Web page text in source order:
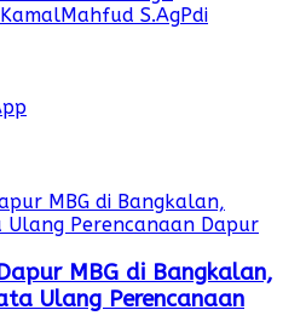
Mahfud S.AgPdi
MBG di Bangkalan,
Ulang Perencanaan